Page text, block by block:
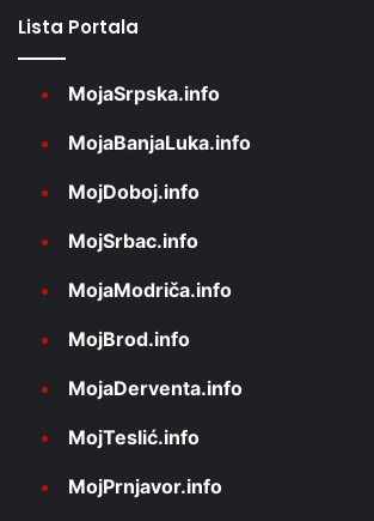
Lista Portala
MojaSrpska.info
MojaBanjaLuka.info
MojDoboj.info
MojSrbac.info
MojaModriča.info
MojBrod.info
MojaDerventa.info
MojTeslić.info
MojPrnjavor.info